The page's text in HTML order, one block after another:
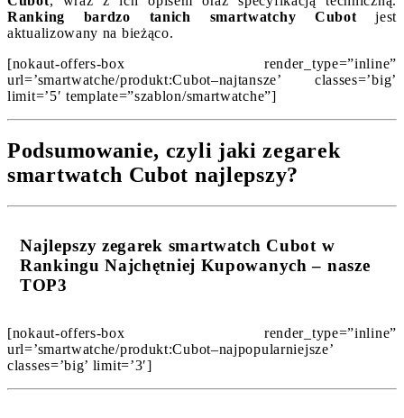
Ranking bardzo tanich smartwatchy Cubot jest
aktualizowany na bieżąco.
[nokaut-offers-box render_type=”inline”
url=’smartwatche/produkt:Cubot–najtansze’ classes=’big’
limit=’5′ template=”szablon/smartwatche”]
Podsumowanie, czyli jaki zegarek
smartwatch Cubot najlepszy?
Najlepszy zegarek smartwatch Cubot w
Rankingu Najchętniej Kupowanych – nasze
TOP3
[nokaut-offers-box render_type=”inline”
url=’smartwatche/produkt:Cubot–najpopularniejsze’
classes=’big’ limit=’3′]